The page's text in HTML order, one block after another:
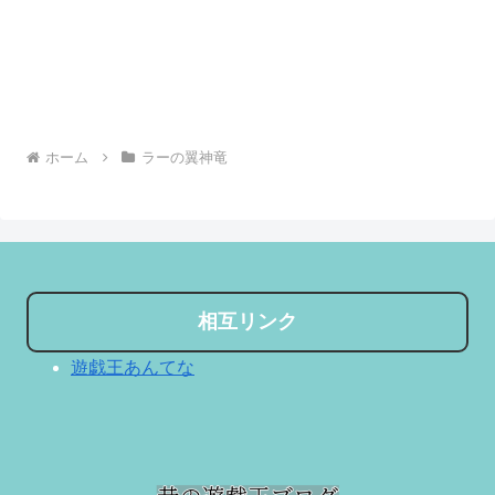
ホーム ラーの翼神竜
相互リンク
遊戯王あんてな